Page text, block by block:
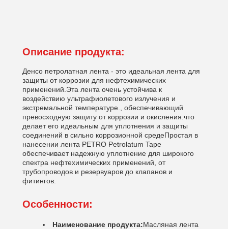
Описание продукта:
Денсо петролатная лента - это идеальная лента для
защиты от коррозии для нефтехимических
применений.Эта лента очень устойчива к
воздействию ультрафиолетового излучения и
экстремальной температуре., обеспечивающий
превосходную защиту от коррозии и окисления.что
делает его идеальным для уплотнения и защиты
соединений в сильно коррозионной средеПростая в
нанесении лента PETRO Petrolatum Tape
обеспечивает надежную уплотнение для широкого
спектра нефтехимических применений, от
трубопроводов и резервуаров до клапанов и
фитингов.
Особенности:
Наименование продукта:Масляная лента